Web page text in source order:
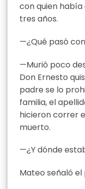
con quien
tres años.
—¿Qué pasó
—Murió poco
Don Ernesto
padre se lo
familia, el
hicieron correr
muerto.
—¿Y dónde
Mateo señaló el